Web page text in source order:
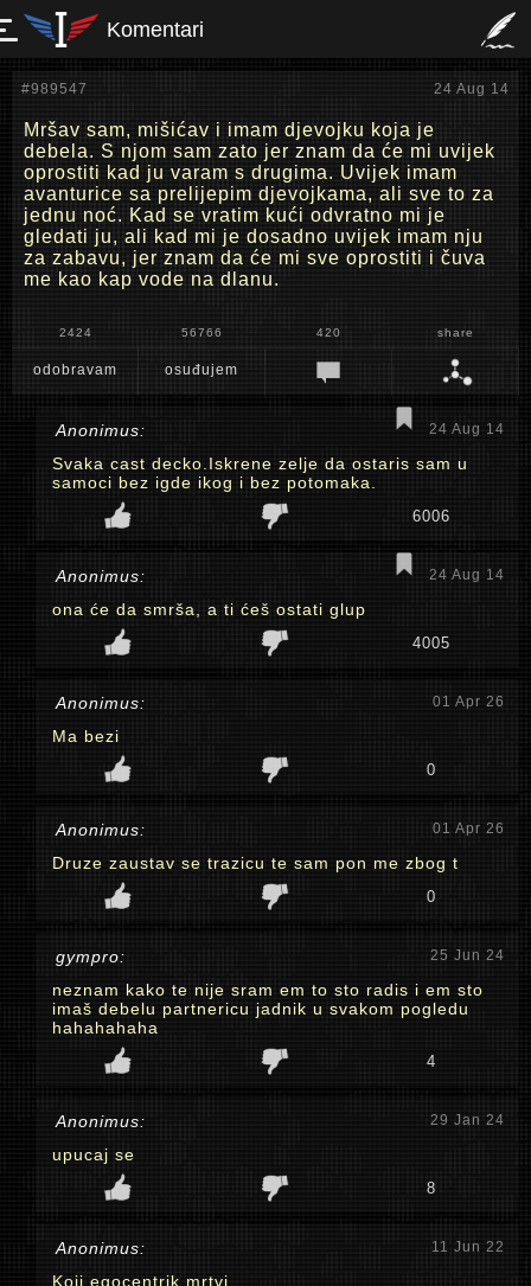
Komentari
#989547 24 Aug 14
Mršav sam, mišićav i imam djevojku koja je
debela. S njom sam zato jer znam da će mi uvijek
oprostiti kad ju varam s drugima. Uvijek imam
avanturice sa prelijepim djevojkama, ali sve to za
jednu noć. Kad se vratim kući odvratno mi je
gledati ju, ali kad mi je dosadno uvijek imam nju
za zabavu, jer znam da će mi sve oprostiti i čuva
me kao kap vode na dlanu.
2424 56766 420 share
odobravam osuđujem
Anonimus: 24 Aug 14
Svaka cast decko.Iskrene zelje da ostaris sam u
samoci bez igde ikog i bez potomaka.
6006
Anonimus: 24 Aug 14
ona će da smrša, a ti ćeš ostati glup
4005
Anonimus: 01 Apr 26
Ma bezi
0
Anonimus: 01 Apr 26
Druze zaustav se trazicu te sam pon me zbog t
0
gympro: 25 Jun 24
neznam kako te nije sram em to sto radis i em sto
imaš debelu partnericu jadnik u svakom pogledu
hahahahaha
4
Anonimus: 29 Jan 24
upucaj se
8
Anonimus: 11 Jun 22
Koji egocentrik mrtvi